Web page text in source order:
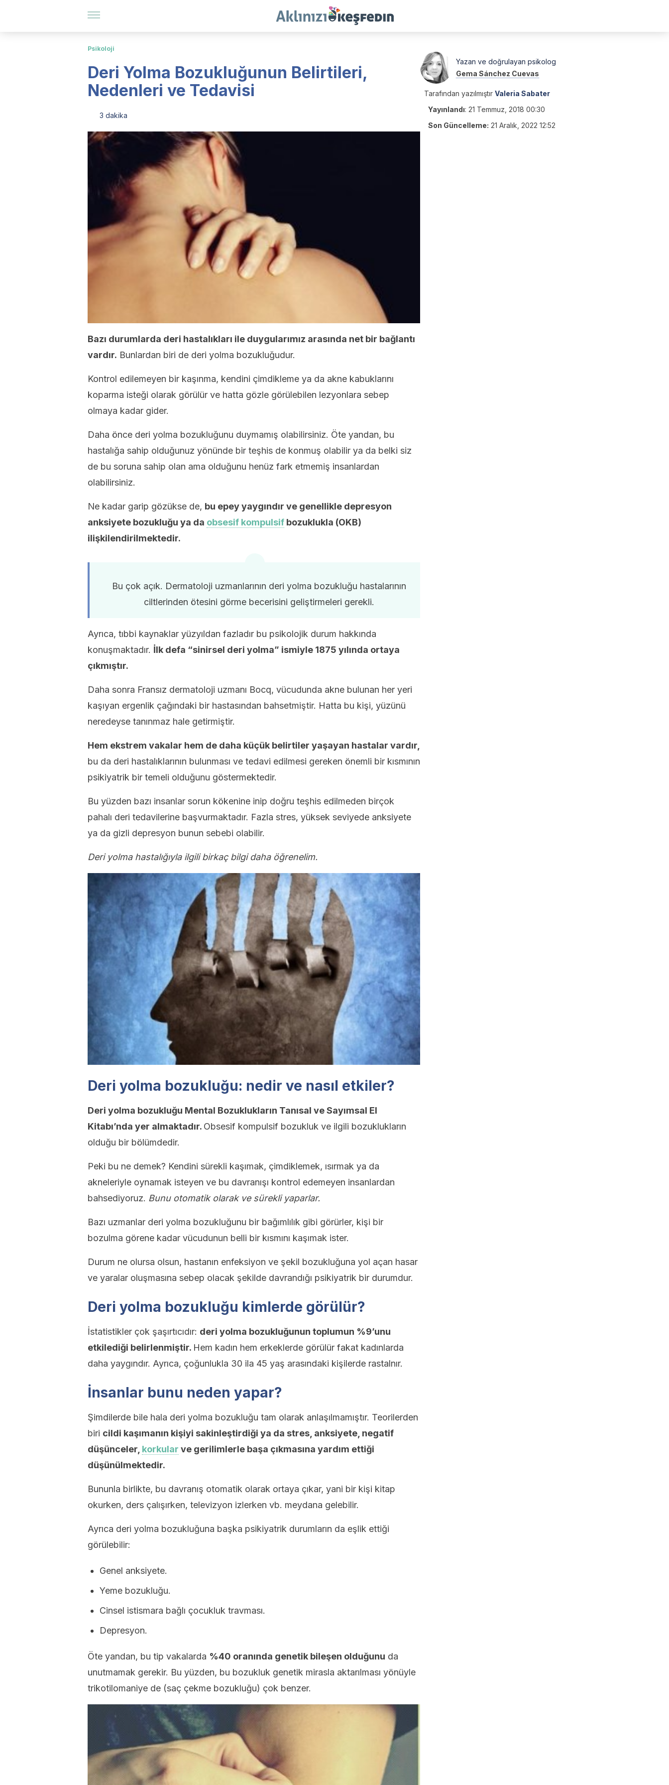
Psikoloji
Deri Yolma Bozukluğunun Belirtileri,
Nedenleri ve Tedavisi
3 dakika
Bazı durumlarda deri hastalıkları ile duygularımız arasında net bir bağlantı
vardır. Bunlardan biri de deri yolma bozukluğudur.
Kontrol edilemeyen bir kaşınma, kendini çimdikleme ya da akne kabuklarını
koparma isteği olarak görülür ve hatta gözle görülebilen lezyonlara sebep
olmaya kadar gider.
Daha önce deri yolma bozukluğunu duymamış olabilirsiniz. Öte yandan, bu
hastalığa sahip olduğunuz yönünde bir teşhis de konmuş olabilir ya da belki siz
de bu soruna sahip olan ama olduğunu henüz fark etmemiş insanlardan
olabilirsiniz.
Ne kadar garip gözükse de, bu epey yaygındır ve genellikle depresyon
anksiyete bozukluğu ya da obsesif kompulsif bozuklukla (OKB)
ilişkilendirilmektedir.
Bu çok açık. Dermatoloji uzmanlarının deri yolma bozukluğu hastalarının
ciltlerinden ötesini görme becerisini geliştirmeleri gerekli.
Ayrıca, tıbbi kaynaklar yüzyıldan fazladır bu psikolojik durum hakkında
konuşmaktadır. İlk defa “sinirsel deri yolma” ismiyle 1875 yılında ortaya
çıkmıştır.
Daha sonra Fransız dermatoloji uzmanı Bocq, vücudunda akne bulunan her yeri
kaşıyan ergenlik çağındaki bir hastasından bahsetmiştir. Hatta bu kişi, yüzünü
neredeyse tanınmaz hale getirmiştir.
Hem ekstrem vakalar hem de daha küçük belirtiler yaşayan hastalar vardır,
bu da deri hastalıklarının bulunması ve tedavi edilmesi gereken önemli bir kısmının
psikiyatrik bir temeli olduğunu göstermektedir.
Bu yüzden bazı insanlar sorun kökenine inip doğru teşhis edilmeden birçok
pahalı deri tedavilerine başvurmaktadır. Fazla stres, yüksek seviyede anksiyete
ya da gizli depresyon bunun sebebi olabilir.
Deri yolma hastalığıyla ilgili birkaç bilgi daha öğrenelim.
Deri yolma bozukluğu: nedir ve nasıl etkiler?
Deri yolma bozukluğu Mental Bozuklukların Tanısal ve Sayımsal El
Kitabı’nda yer almaktadır. Obsesif kompulsif bozukluk ve ilgili bozuklukların
olduğu bir bölümdedir.
Peki bu ne demek? Kendini sürekli kaşımak, çimdiklemek, ısırmak ya da
akneleriyle oynamak isteyen ve bu davranışı kontrol edemeyen insanlardan
bahsediyoruz. Bunu otomatik olarak ve sürekli yaparlar.
Bazı uzmanlar deri yolma bozukluğunu bir bağımlılık gibi görürler, kişi bir
bozulma görene kadar vücudunun belli bir kısmını kaşımak ister.
Durum ne olursa olsun, hastanın enfeksiyon ve şekil bozukluğuna yol açan hasar
ve yaralar oluşmasına sebep olacak şekilde davrandığı psikiyatrik bir durumdur.
Deri yolma bozukluğu kimlerde görülür?
İstatistikler çok şaşırtıcıdır: deri yolma bozukluğunun toplumun %9’unu
etkilediği belirlenmiştir. Hem kadın hem erkeklerde görülür fakat kadınlarda
daha yaygındır. Ayrıca, çoğunlukla 30 ila 45 yaş arasındaki kişilerde rastalnır.
İnsanlar bunu neden yapar?
Şimdilerde bile hala deri yolma bozukluğu tam olarak anlaşılmamıştır. Teorilerden
biri cildi kaşımanın kişiyi sakinleştirdiği ya da stres, anksiyete, negatif
düşünceler, korkular ve gerilimlerle başa çıkmasına yardım ettiği
düşünülmektedir.
Bununla birlikte, bu davranış otomatik olarak ortaya çıkar, yani bir kişi kitap
okurken, ders çalışırken, televizyon izlerken vb. meydana gelebilir.
Ayrıca deri yolma bozukluğuna başka psikiyatrik durumların da eşlik ettiği
görülebilir:
Genel anksiyete.
Yeme bozukluğu.
Cinsel istismara bağlı çocukluk travması.
Depresyon.
Öte yandan, bu tip vakalarda %40 oranında genetik bileşen olduğunu da
unutmamak gerekir. Bu yüzden, bu bozukluk genetik mirasla aktarılması yönüyle
trikotilomaniye de (saç çekme bozukluğu) çok benzer.
Yazan ve doğrulayan psikolog
Gema Sánchez Cuevas
Tarafından yazılmıştır Valeria Sabater
Yayınlandı: 21 Temmuz, 2018 00:30
Son Güncelleme: 21 Aralık, 2022 12:52